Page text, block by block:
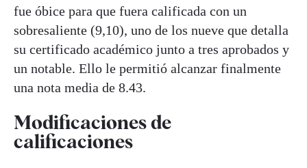
fue óbice para que fuera calificada con un
sobresaliente (9,10), uno de los nueve que detalla
su certificado académico junto a tres aprobados y
un notable. Ello le permitió alcanzar finalmente
una nota media de 8.43.
Modificaciones de
calificaciones